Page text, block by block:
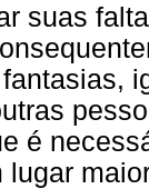
suas
é
lugar